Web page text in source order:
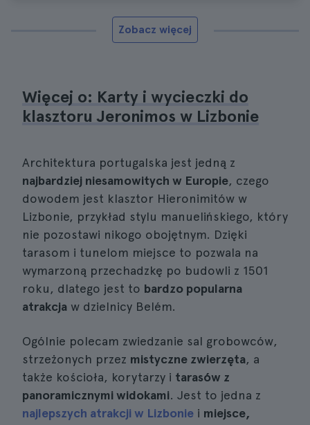
Zobacz więcej
Więcej o: Karty i wycieczki do
klasztoru Jeronimos w Lizbonie
Architektura portugalska jest jedną z
najbardziej niesamowitych w Europie, czego
dowodem jest klasztor Hieronimitów w
Lizbonie, przykład stylu manuelińskiego, który
nie pozostawi nikogo obojętnym. Dzięki
tarasom i tunelom miejsce to pozwala na
wymarzoną przechadzkę po budowli z 1501
roku, dlatego jest to bardzo popularna
atrakcja w dzielnicy Belém.
Ogólnie polecam zwiedzanie sal grobowców,
strzeżonych przez mistyczne zwierzęta, a
także kościoła, korytarzy i tarasów z
panoramicznymi widokami. Jest to jedna z
najlepszych atrakcji w Lizbonie i miejsce,